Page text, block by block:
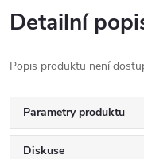
Detailní
Popis produktu není
Parametry produktu
Diskuse